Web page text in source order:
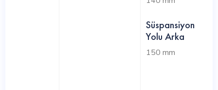
Süspansiyon
Yolu Arka
150 mm